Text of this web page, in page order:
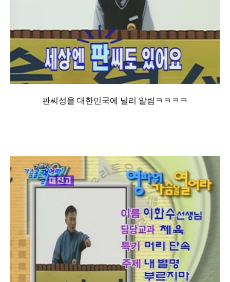
판씨성을 대한민국에 널리 알림ㅋㅋㅋㅋ